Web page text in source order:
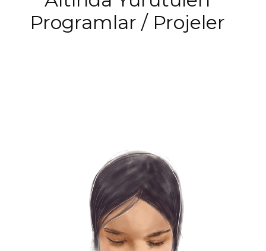
Programlar / Projeler